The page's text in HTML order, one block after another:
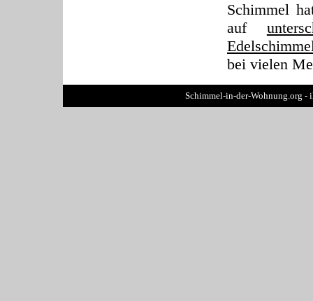
Schimmel
auf
bei vielen
Schimmel-in-der-Wohnung.org